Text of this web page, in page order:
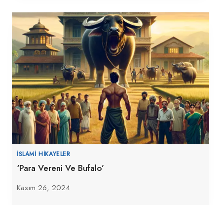
İSLAMI HIKAYELER
‘Para Vereni Ve Bufalo’
Kasım 26, 2024